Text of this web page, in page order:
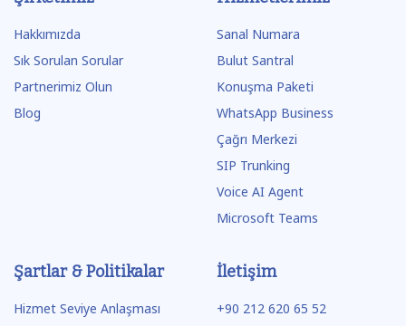
Hakkımızda
Sık Sorulan Sorular
Partnerimiz Olun
Blog
Sanal Numara
Bulut Santral
Konuşma Paketi
WhatsApp Business
Çağrı Merkezi
SIP Trunking
Voice AI Agent
Microsoft Teams
Şartlar & Politikalar
Hizmet Seviye Anlaşması
İletişim
+90 212 620 65 52